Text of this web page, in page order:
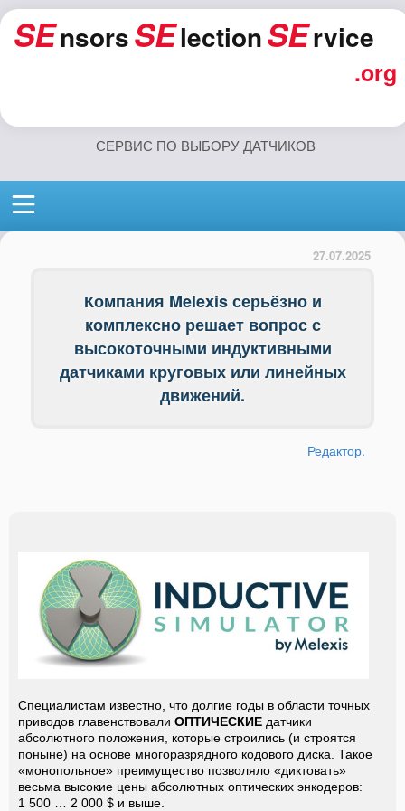
SEnsorsSElectionSErvice
.org
СЕРВИС ПО ВЫБОРУ ДАТЧИКОВ
Компания Melexis серьёзно и
комплексно решает вопрос с
высокоточными индуктивными
датчиками круговых или линейных
движений.
27.07.2025
Редактор.
Специалистам известно, что долгие годы в области точных
приводов главенствовали ОПТИЧЕСКИЕ датчики
абсолютного положения, которые строились (и строятся
поныне) на основе многоразрядного кодового диска. Такое
«монопольное» преимущество позволяло «диктовать»
весьма высокие цены абсолютных оптических энкодеров:
1 500 … 2 000 $ и выше.